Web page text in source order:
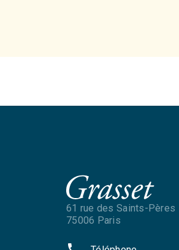
61 rue des Saints-Pères
75006 Paris